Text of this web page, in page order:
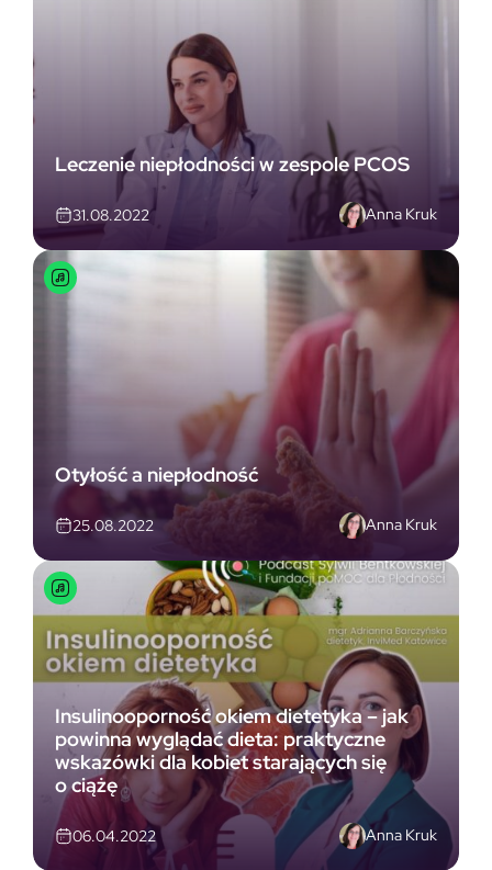
Leczenie niepłodności w zespole PCOS
31.08.2022 Anna Kruk
Otyłość a niepłodność
25.08.2022 Anna Kruk
Insulinooporność okiem dietetyka – jak
powinna wyglądać dieta: praktyczne
wskazówki dla kobiet starających się
o ciążę
06.04.2022 Anna Kruk